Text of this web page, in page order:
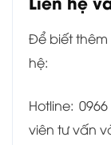
Để biết thêm
hệ:
Hotline:
viên tư vấn